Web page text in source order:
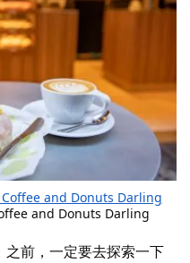
and Donuts Darling
and Donuts Darling
前，一定要去探索一下